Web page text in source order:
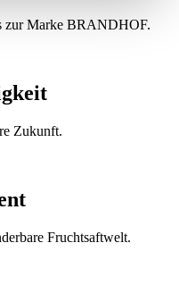
zur Marke BRANDHOF.
Zukunft.
Fruchtsaftwelt.